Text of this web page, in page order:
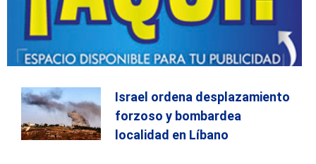
Israel ordena desplazamiento
forzoso y bombardea
localidad en Líbano